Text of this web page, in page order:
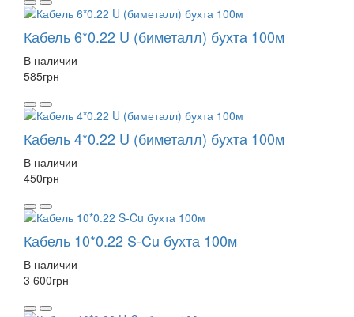
Кабель 6*0.22 U (биметалл) бухта 100м
В наличии
585грн
Кабель 4*0.22 U (биметалл) бухта 100м
В наличии
450грн
Кабель 10*0.22 S-Cu бухта 100м
В наличии
3 600грн